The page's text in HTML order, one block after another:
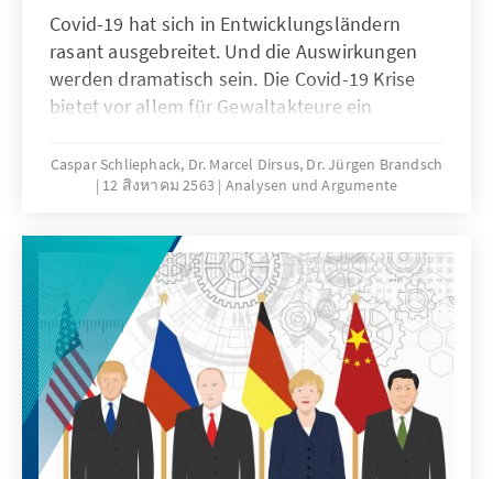
Covid-19 hat sich in Entwicklungsländern
rasant ausgebreitet. Und die Auswirkungen
werden dramatisch sein. Die Covid-19 Krise
bietet vor allem für Gewaltakteure ein
aus mehreren Gründen. Besonders dort wo
der Staat versagt, leisten Gewaltakteure
und steigern so ihren Einfluss auf die
Bevölkerung.
Caspar Schliephack, Dr. Marcel Dirsus, Dr. Jürgen Brandsch
12 สิงหาคม 2563
Analysen und Argumente